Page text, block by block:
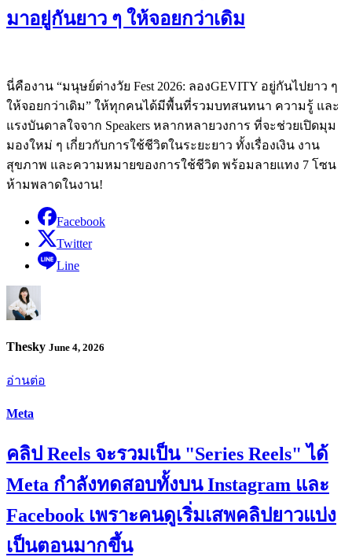
มาอยู่กันยาว ๆ ให้จอยกว่าเดิม
นี่คืองาน “มนุษย์ต่างวัย Fest 2026: ลองGEVITY อยู่กันไปยาว ๆ
ให้จอยกว่าเดิม” ให้ทุกคนได้มีพื้นที่รวมบทสนทนา ความรู้ และ
แรงบันดาลใจจาก Speakers หลากหลายวงการ ที่จะช่วยเปิดมุม
มองใหม่ ๆ เกี่ยวกับการใช้ชีวิตในระยะยาว ทั้งเรื่องเงิน งาน
สุขภาพ และความหมายของการใช้ชีวิต พร้อมลายแทง 7 โซน
ห้ามพลาดในงาน!
Facebook
Twitter
Line
Thesky June 4, 2026
อ่านต่อ
Meta
คลิป Reels จะรวมเป็น "Series Reels" ได้
Meta กำลังทดสอบทั้งบน Instagram และ
Facebook เพราะคนดูเริ่มเสพคลิปยาวแบ่ง
เป็นตอนมากขึ้น